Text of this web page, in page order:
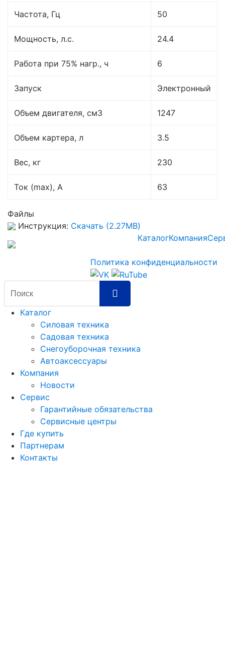
Частота, Гц 50
Мощность, л.с. 24.4
Работа при 75% нагр., ч 6
Запуск Электронный
Объем двигателя, см3 1247
Объем картера, л 3.5
Вес, кг 230
Ток (max), A 63
Файлы
Инструкция: Скачать (2.27MB)
КаталогКомпания
Политика конфиденциальности
Каталог
Силовая техника
Садовая техника
Снегоуборочная техника
Автоаксессуары
Компания
Новости
Сервис
Гарантийные обязательства
Сервисные центры
Где купить
Партнерам
Контакты